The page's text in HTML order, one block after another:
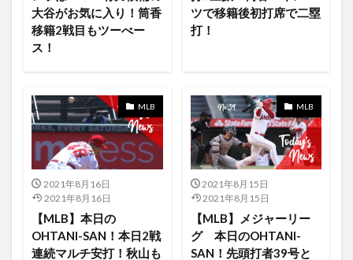
intel版Mac
LOTR
lovely the band
MacOS Monterey
LOST IN PARADISE feat. AKLO
Mac用のSocの開発
Major
MakingAFire
Maniners
MAPPA MAPPA×TSUTAYA
Maps
Mariners
Mariners マリナーズ菊池
LOST IN PARADISE（feat。AKLO）
Loki
Kurt Suzuki
KennyHoopla
Keynote
keyword
kikuchi kikuchi Rays
Kindle
大谷がお気に入り！筒香
移籍2戦目もツーべー
ス！
ツで移籍後初打席で二塁
打！
MLB
2021年8月16日
2021年8月16日
【MLB】本日の
OHTANI-SAN！本日2戦
連続マルチ安打！秋山も
MLB
2021年8月15日
2021年8月15日
【MLB】メジャーリー
グ 本日のOHTANI-
SAN！先頭打者39号と